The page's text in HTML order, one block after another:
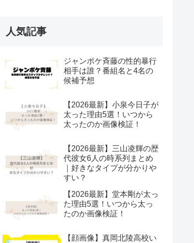
人気記事
ジャンポケ斉藤の性的暴行
相手は誰？番組名と4名の
候補予想
【2026最新】小泉今日子が
太った理由5選！いつから
太ったのか画像検証！
【2026最新】三山凌輝の歴
代彼女6人の時系列まとめ
｜好きなタイプが分かりや
すい？
【2026最新】堂本剛が太っ
た理由5選！いつから太っ
たのか画像検証！
【顔画像】真岡北陵高校い